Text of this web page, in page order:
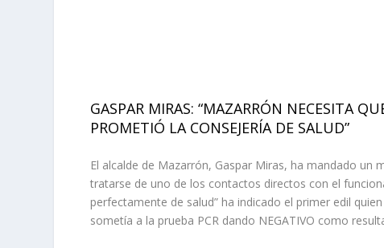
GASPAR MIRAS: “MAZARRÓN NECESITA
PROMETIÓ LA CONSEJERÍA DE SALUD”
El alcalde de Mazarrón, Gaspar Miras, ha mandado
tratarse de uno de los contactos directos con el
perfectamente de salud” ha indicado el primer edil
sometía a la prueba PCR dando NEGATIVO como